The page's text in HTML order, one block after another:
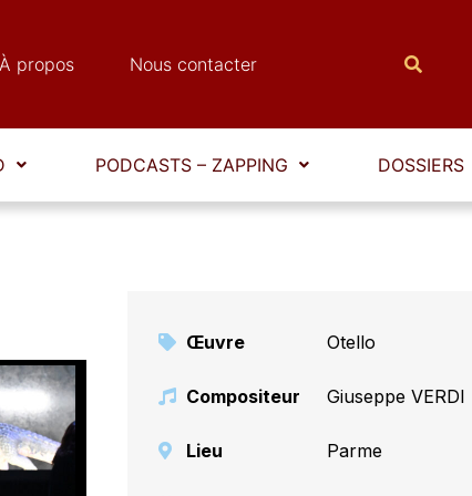
À propos Nous contacter
PODCASTS – ZAPPING DOSSIERS
Œuvre Otello
Compositeur Giuseppe VERDI
Lieu Parme